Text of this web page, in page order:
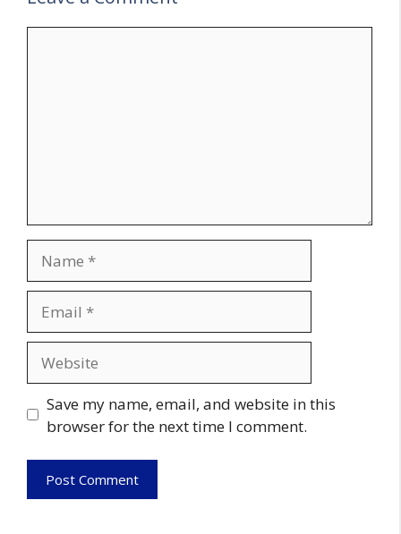
Save my name, email, and website in this
browser for the next time I comment.